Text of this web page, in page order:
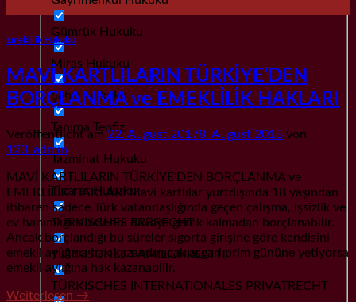
Gümrük Hukuku
Miras Hukuku
Şahıs Hukuku
Tanıma Tenfiz
Tazminat Hukuku
Ticaret Hukuku
TÜRKISCHES ERBRECHT
TÜRKISCHES FAMILIENRECHT
TÜRKISCHES INTERNATIONALES PRIVATRECHT
Emeklilik Hukuku
MAVİ KARTLILARIN TÜRKİYE’DEN
BORÇLANMA ve EMEKLİLİK HAKLARI
Veröffentlicht am22. August 20178. August 2018 von
123_admin
MAVİ KARTLILARIN TÜRKİYE’DEN BORÇLANMA ve
EMEKLİLİK HAKLARI Mavi kartlılar yurtdışında 18 yaşından
itibaren sadece Türk vatandaşlığında geçen çalışma, işsizlik ve
ev hanımlığı sürelerini davaya gerek kalmadan borçlanabilir.
Ancak borçlandığı bu süreler sigorta girişine göre kendisini
emekli aylığına hak kazandıracak asgari prim gününe yetiyorsa
emekli aylığına hak kazanabilir.
Weiterlesen →